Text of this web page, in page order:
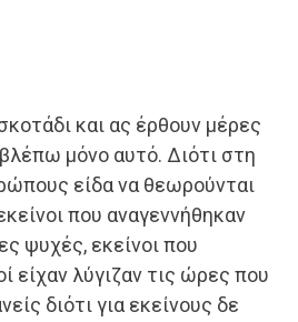
και ας έρθουν μέρες
μόνο αυτό. Διότι στη
είδα να θεωρούνται
που αναγεννήθηκαν
ψυχές, εκείνοι που
είχαν λύγιζαν τις ώρες που
διότι για εκείνους δε